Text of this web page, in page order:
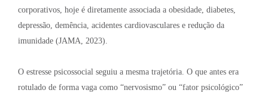
corporativos, hoje é diretamente associada a obesidade, diabetes,
depressão, demência, acidentes cardiovasculares e redução da
imunidade (JAMA, 2023).
O estresse psicossocial seguiu a mesma trajetória. O que antes era
rotulado de forma vaga como “nervosismo” ou “fator psicológico”